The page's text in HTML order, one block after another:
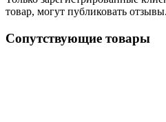
товар, могут публиковать отзывы.
Сопутствующие товары